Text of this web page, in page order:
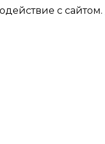
с сайтом.